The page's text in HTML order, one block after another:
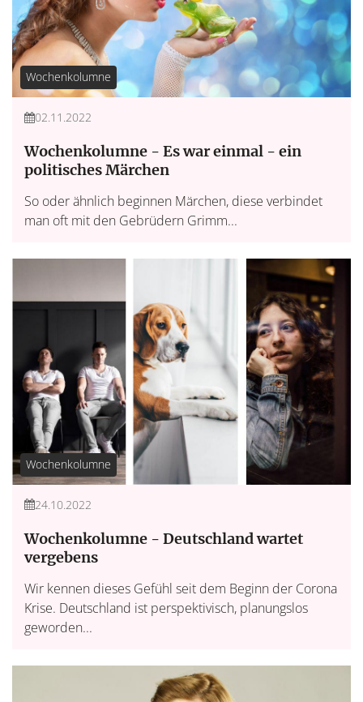
Wochenkolumne
02.11.2022
Wochenkolumne - Es war einmal - ein
politisches Märchen
So oder ähnlich beginnen Märchen, diese verbindet
man oft mit den Gebrüdern Grimm...
Wochenkolumne
24.10.2022
Wochenkolumne - Deutschland wartet
vergebens
Wir kennen dieses Gefühl seit dem Beginn der Corona
Krise. Deutschland ist perspektivisch, planungslos
geworden...